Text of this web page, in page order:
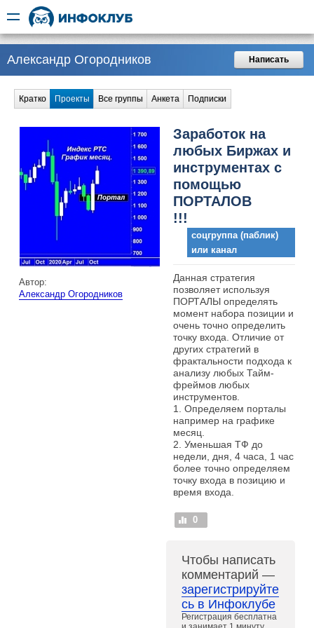
Александр Огородников Написать
Кратко Проекты Все группы Анкета Подписки
Автор:
Александр Огородников
Заработок на
любых Биржах и
инструментах с
помощью
ПОРТАЛОВ
!!!
соцгруппа (паблик)
или канал
Данная стратегия
позволяет используя
ПОРТАЛЫ определять
момент набора позиции и
очень точно определить
точку входа. Отличие от
других стратегий в
фрактальности подхода к
анализу любых Тайм-
фреймов любых
инструментов.
1. Определяем порталы
например на графике
месяц.
2. Уменьшая ТФ до
недели, дня, 4 часа, 1 час
более точно определяем
точку входа в позицию и
время входа.
0
Чтобы написать
комментарий —
зарегистрируйте
сь в Инфоклубе
Регистрация бесплатна